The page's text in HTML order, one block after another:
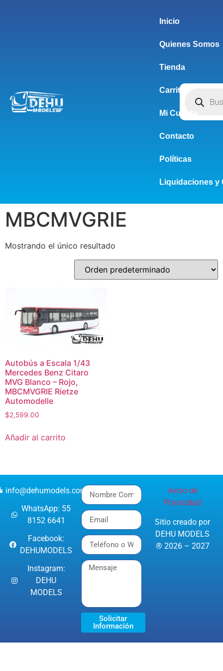
Inicio
Quienes Somos
Tienda
Carrito
Mi Cuenta
Contacto
Políticas
Liquidaciones y
MBCMVGRIE
Mostrando el único resultado
Autobús a Escala 1/43
Mercedes Benz Citaro
MVG Blanco – Rojo,
MBCMVGRIE Rietze
Automodelle
$2,599.00
Añadir al carrito
info@dehumodels.com
WhatsApp: 55
8152 6641
Facebook:
DEHUMODELS
Instagram:
DEHU
MODELS
Solicitar
Información
Aviso de
Privacidad
Sitio creado por
DEHU MODELS
® 2026 – 2027